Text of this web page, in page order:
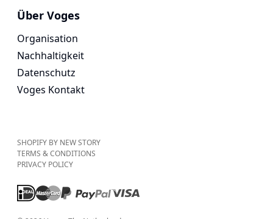
Über Voges
Organisation
Nachhaltigkeit
Datenschutz
Voges Kontakt
SHOPIFY BY NEW STORY
TERMS & CONDITIONS
PRIVACY POLICY